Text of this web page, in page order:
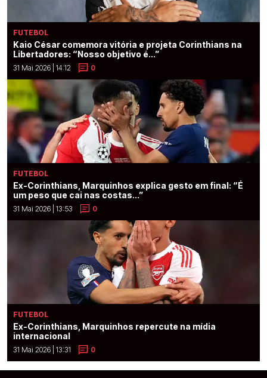
FUTEBOL
Kaio César comemora vitória e projeta Corinthians na
Libertadores: “Nosso objetivo é...”
31 Mai 2026 | 14:12 0
FUTEBOL
Ex-Corinthians, Marquinhos explica gesto em final: “É
um peso que cai nas costas...”
31 Mai 2026 | 13:53 0
FUTEBOL
Ex-Corinthians, Marquinhos repercute na mídia
internacional
31 Mai 2026 | 13:31 0